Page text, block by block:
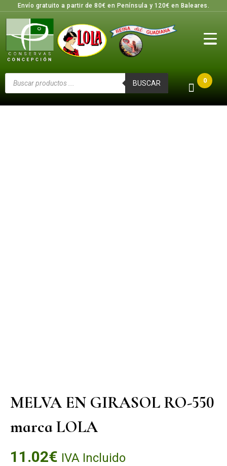
Envío gratuito a partir de 80€ en Península y 120€ en Baleares.
BUSCAR 0
MELVA EN GIRASOL RO-550
marca LOLA
11.02€ IVA Incluido